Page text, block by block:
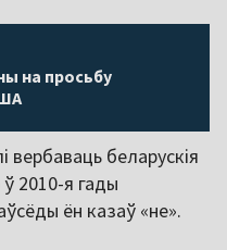
на просьбу
вербаваць беларускія
2010-я гады
ён казаў «не».